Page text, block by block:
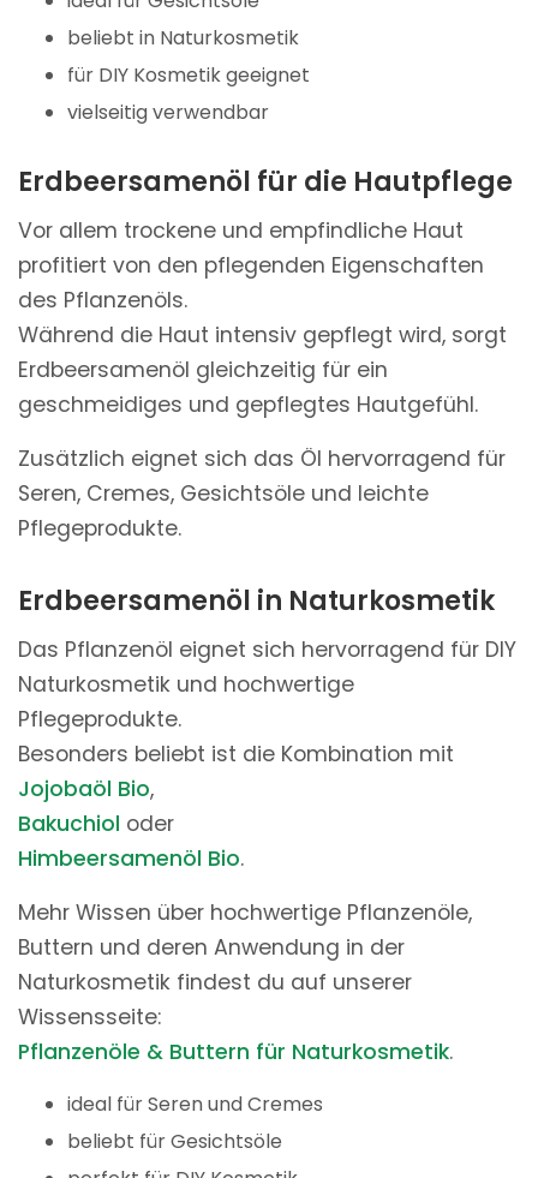
beliebt in Naturkosmetik
für DIY Kosmetik geeignet
vielseitig verwendbar
Erdbeersamenöl für die Hautpflege
Vor allem trockene und empfindliche Haut
profitiert von den pflegenden Eigenschaften
des Pflanzenöls.
Während die Haut intensiv gepflegt wird, sorgt
Erdbeersamenöl gleichzeitig für ein
geschmeidiges und gepflegtes Hautgefühl.
Zusätzlich eignet sich das Öl hervorragend für
Seren, Cremes, Gesichtsöle und leichte
Pflegeprodukte.
Erdbeersamenöl in Naturkosmetik
Das Pflanzenöl eignet sich hervorragend für DIY
Naturkosmetik und hochwertige
Pflegeprodukte.
Besonders beliebt ist die Kombination mit
Jojobaöl Bio,
Bakuchiol oder
Himbeersamenöl Bio.
Mehr Wissen über hochwertige Pflanzenöle,
Buttern und deren Anwendung in der
Naturkosmetik findest du auf unserer
Wissensseite:
Pflanzenöle & Buttern für Naturkosmetik.
ideal für Seren und Cremes
beliebt für Gesichtsöle